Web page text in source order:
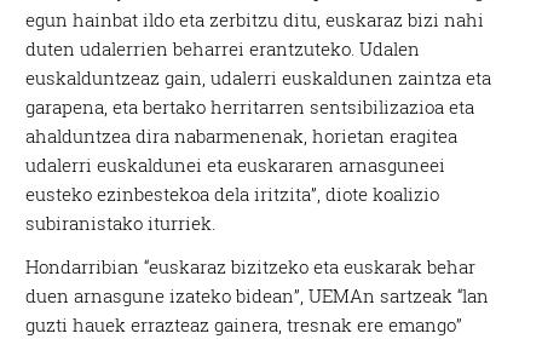
egun hainbat ildo eta zerbitzu ditu, euskaraz bizi nahi
duten udalerrien beharrei erantzuteko. Udalen
euskalduntzeaz gain, udalerri euskaldunen zaintza eta
garapena, eta bertako herritarren sentsibilizazioa eta
ahalduntzea dira nabarmenenak, horietan eragitea
udalerri euskaldunei eta euskararen arnasguneei
eusteko ezinbestekoa dela iritzita”, diote koalizio
subiranistako iturriek.
Hondarribian “euskaraz bizitzeko eta euskarak behar
duen arnasgune izateko bidean”, UEMAn sartzeak “lan
guzti hauek errazteaz gainera, tresnak ere emango”